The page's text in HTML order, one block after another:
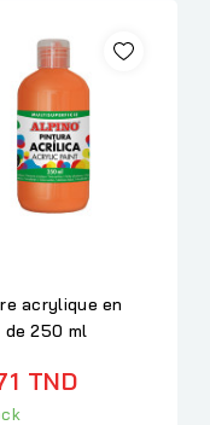
acrylique en
250 ml
TND